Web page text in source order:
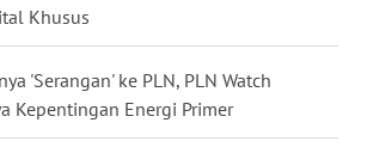
Khusus
'Serangan' ke PLN, PLN Watch
Kepentingan Energi Primer